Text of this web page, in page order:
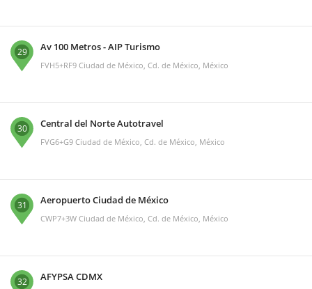
29 Av 100 Metros - AIP Turismo
FVH5+RF9 Ciudad de México, Cd. de México, México
30 Central del Norte Autotravel
FVG6+G9 Ciudad de México, Cd. de México, México
31 Aeropuerto Ciudad de México
CWP7+3W Ciudad de México, Cd. de México, México
32 AFYPSA CDMX